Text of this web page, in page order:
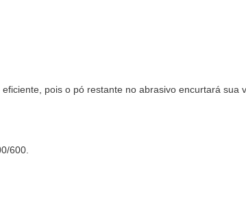
pois o pó restante no abrasivo encurtará sua
600.